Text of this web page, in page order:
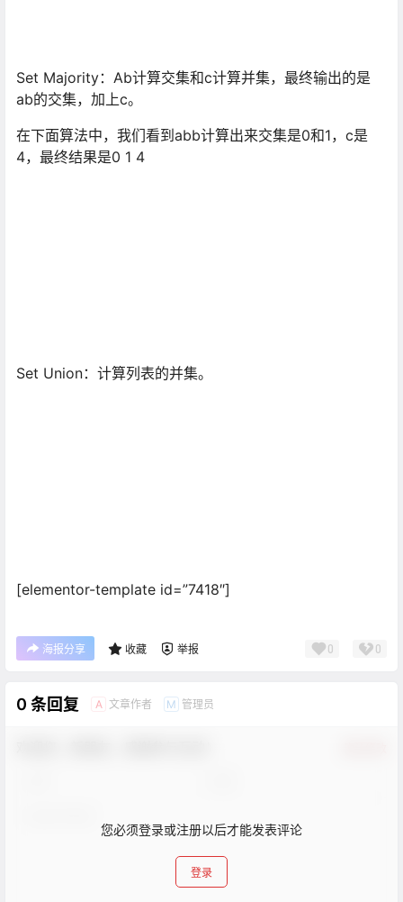
Set Majority：Ab计算交集和c计算并集，最终输出的是
ab的交集，加上c。
在下面算法中，我们看到abb计算出来交集是0和1，c是
4，最终结果是0 1 4
​Set Union：计算列表的并集。
[elementor-template id=”7418″]
海报分享 收藏 举报 0 0
0 条回复 A 文章作者 M 管理员
您必须登录或注册以后才能发表评论
登录